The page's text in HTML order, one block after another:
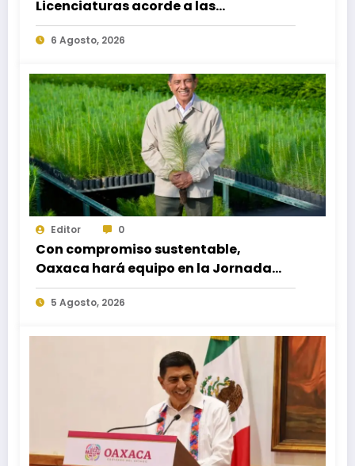
Licenciaturas acorde a las
necesidades educativas de los
egresados de escuelas del nivel medio
6 Agosto, 2026
Editor 0
Con compromiso sustentable,
Oaxaca hará equipo en la Jornada
Nacional de Reforestación 2026
5 Agosto, 2026